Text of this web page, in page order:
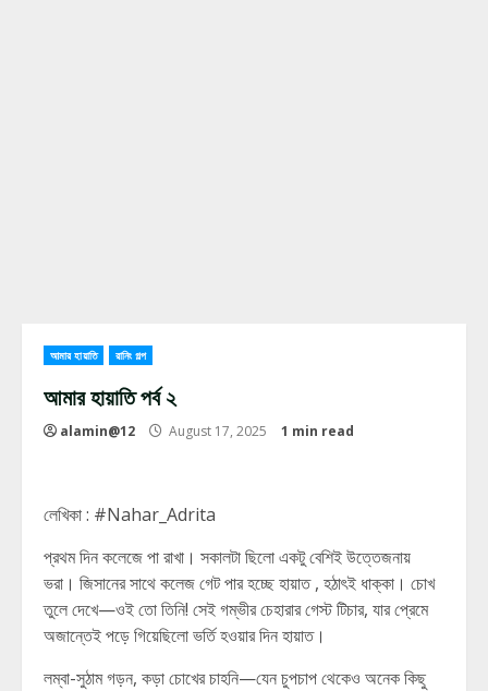
আমার হায়াতি রানিং গল্প
আমার হায়াতি পর্ব ২
alamin@12 August 17, 2025 1 min read
লেখিকা : #Nahar_Adrita
প্রথম দিন কলেজে পা রাখা। সকালটা ছিলো একটু বেশিই উত্তেজনায়
ভরা। জিসানের সাথে কলেজ গেট পার হচ্ছে হায়াত , হঠাৎই ধাক্কা। চোখ
তুলে দেখে—ওই তো তিনি! সেই গম্ভীর চেহারার গেস্ট টিচার, যার প্রেমে
অজান্তেই পড়ে গিয়েছিলো ভর্তি হওয়ার দিন হায়াত।
লম্বা-সুঠাম গড়ন, কড়া চোখের চাহনি—যেন চুপচাপ থেকেও অনেক কিছু